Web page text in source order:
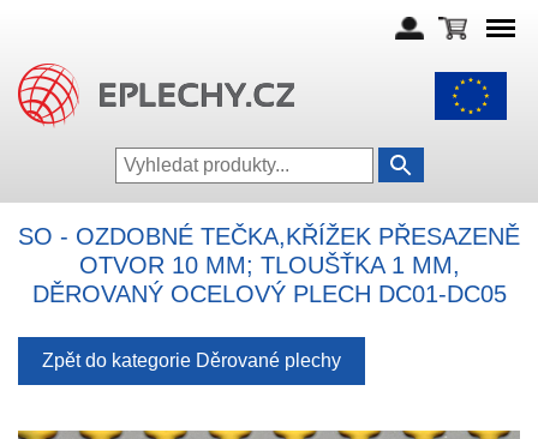
SO - OZDOBNÉ TEČKA,KŘÍŽEK PŘESAZENĚ
OTVOR 10 MM; TLOUŠŤKA 1 MM,
DĚROVANÝ OCELOVÝ PLECH DC01-DC05
Zpět do kategorie Děrované plechy